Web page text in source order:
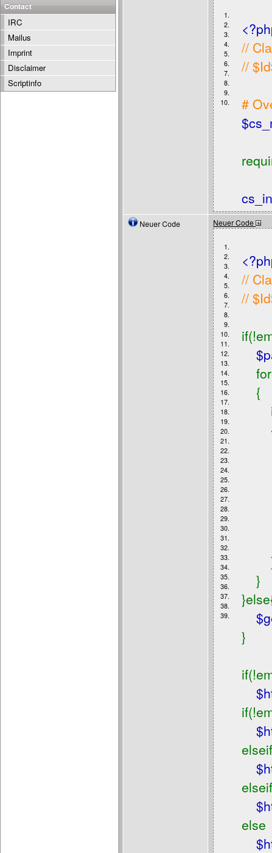
1.
2.
3.
4.
5.
6.
7.
8.
9.
10.
//
//
#
Neuer Code Neuer Code
1.
2.
3.
4.
5.
6.
7.
8.
9.
10.
11.
12.
13.
14.
15.
16.
17.
18.
19.
20.
21.
22.
23.
24.
25.
26.
27.
28.
29.
30.
31.
32.
33.
34.
35.
36.
37.
38.
39.
//
//
{
}
}
else
Contact
IRC
Mailus
Imprint
Disclaimer
Scriptinfo